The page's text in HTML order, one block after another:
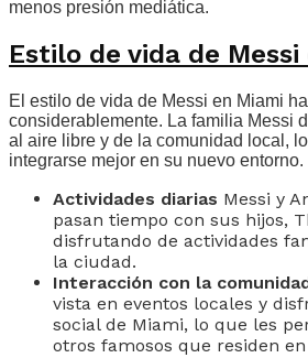
menos presión mediática.
Estilo de vida de
El estilo de vida de Messi en Miami
considerablemente. La familia Messi
al aire libre y de la comunidad local,
integrarse mejor en su nuevo entorno.
Actividades diarias Messi y
pasan tiempo con sus hijos,
disfrutando de actividades
la ciudad.
Interacción con la
vista en eventos locales y
social de Miami, lo que les
otros famosos que residen